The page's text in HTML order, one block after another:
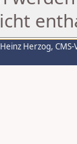
Herzog,